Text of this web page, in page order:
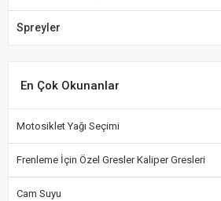
Spreyler
En Çok Okunanlar
Motosiklet Yağı Seçimi
Frenleme İçin Özel Gresler Kaliper Gresleri
Cam Suyu